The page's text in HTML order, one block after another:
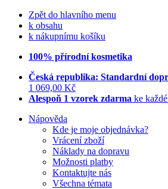
Zpět do hlavního menu
k obsahu
k nákupnímu košíku
100% přírodní kosmetika
Česká republika: Standardní
1 069,00 Kč
Alespoň 1 vzorek zdarma ke
Nápověda
Kde je moje objednávka?
Vrácení zboží
Náklady na dopravu
Možnosti platby
Kontaktujte nás
Všechna témata